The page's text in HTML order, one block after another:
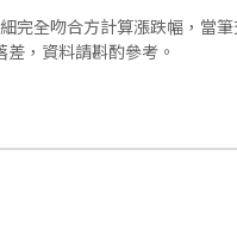
完全吻合方計算漲跌幅，當
，資料請斟酌參考。